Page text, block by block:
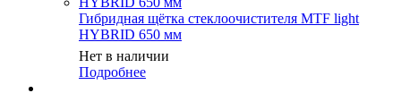
Гибридная щётка стеклоочистителя MTF light
HYBRID 650 мм
Нет в наличии
Подробнее